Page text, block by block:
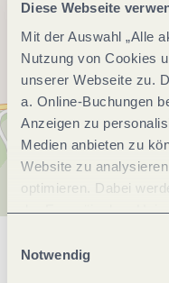
Diese Webseite
Mit der Auswahl „Alle
Nutzung von Cookies
unserer Webseite zu.
a. Online-Buchungen
Anzeigen zu
Medien anbieten zu
Website zu
optimieren. Dabei
der Europäischen
jederzeit widerrufen
ablehnen" kann es zu
Notwendig